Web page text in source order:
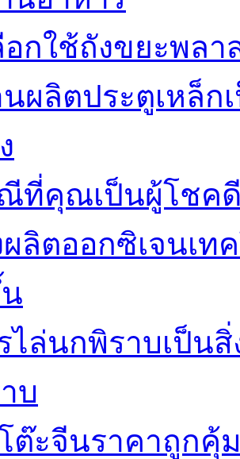
อกใช้ถังขยะพล
นผลิตประตูเหล็
ที่คุณเป็นผู้โชคดี
ผลิตออกซิเจนเ
ไล่นกพิราบเป็น
บ
ต๊ะจีนราคาถูกคุ้